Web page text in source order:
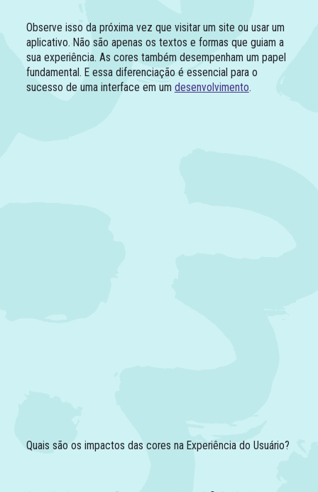
Observe isso da próxima vez que visitar um site ou usar um
aplicativo. Não são apenas os textos e formas que guiam a
sua experiência. As cores também desempenham um papel
fundamental. E essa diferenciação é essencial para o
sucesso de uma interface em um desenvolvimento.
Quais são os impactos das cores na Experiência do Usuário?